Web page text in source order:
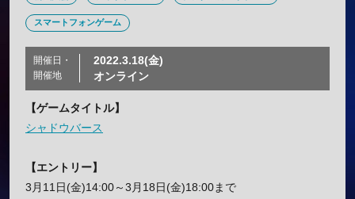
スマートフォンゲーム
開催日・
開催地
2022.3.18(金)
オンライン
【ゲームタイトル】
シャドウバース
【エントリー】
3月11日(金)14:00～3月18日(金)18:00まで